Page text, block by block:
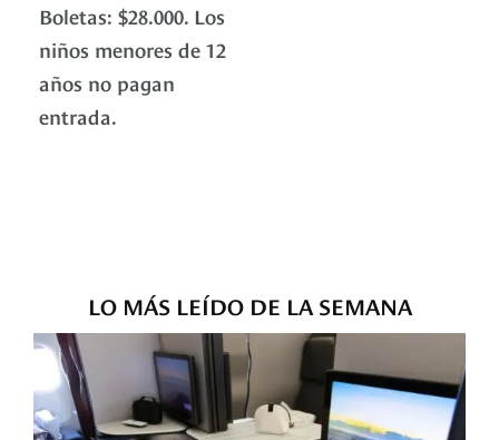
Boletas: $28.000. Los
niños menores de 12
años no pagan
entrada.
LO MÁS LEÍDO DE LA SEMANA